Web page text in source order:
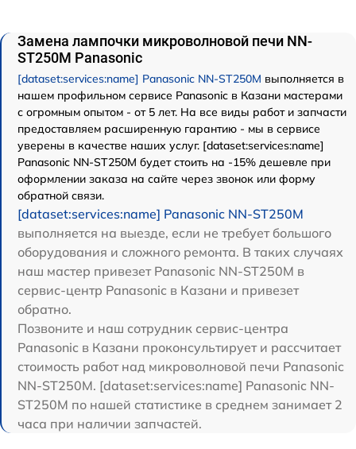
Замена лампочки микроволновой печи NN-
ST250M Panasonic
[dataset:services:name] Panasonic NN-ST250M выполняется в
нашем профильном сервисе Panasonic в Казани мастерами
с огромным опытом - от 5 лет. На все виды работ и запчасти
предоставляем расширенную гарантию - мы в сервисе
уверены в качестве наших услуг. [dataset:services:name]
Panasonic NN-ST250M будет стоить на -15% дешевле при
оформлении заказа на сайте через звонок или форму
обратной связи.
[dataset:services:name] Panasonic NN-ST250M
выполняется на выезде, если не требует большого
оборудования и сложного ремонта. В таких случаях
наш мастер привезет Panasonic NN-ST250M в
сервис-центр Panasonic в Казани и привезет
обратно.
Позвоните и наш сотрудник сервис-центра
Panasonic в Казани проконсультирует и рассчитает
стоимость работ над микроволновой печи Panasonic
NN-ST250M. [dataset:services:name] Panasonic NN-
ST250M по нашей статистике в среднем занимает 2
часа при наличии запчастей.